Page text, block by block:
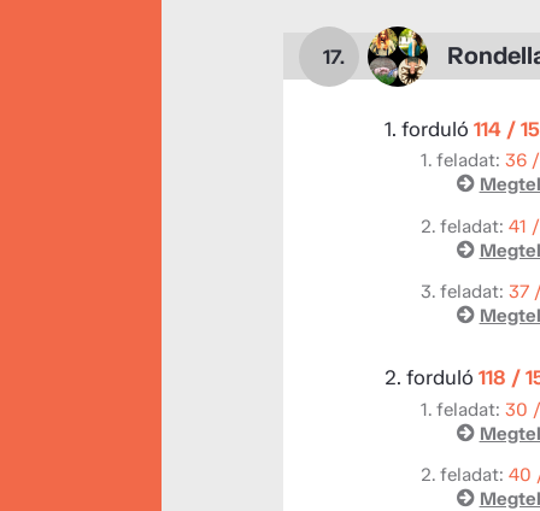
17.
1. forduló 114 /
1. feladat: 36
2. feladat: 41
3. feladat: 37
2. forduló 118 /
1. feladat: 30
2. feladat: 40